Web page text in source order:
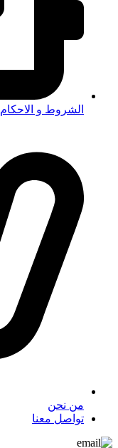
الشروط و الاحكام
من نحن
تواصل معنا